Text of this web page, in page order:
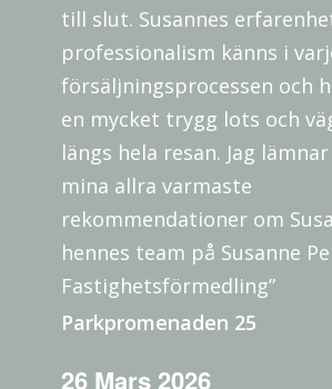
till slut. Susannes
professionalism känns i
försäljningsprocessen och
en mycket trygg lots och
längs hela resan. Jag
mina allra varmaste
rekommendationer om
hennes team på Susanne
Fastighetsförmedling”
Parkpromenaden 25
26 Mars 2026